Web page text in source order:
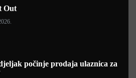
Out
počinje prodaja ulaznica za